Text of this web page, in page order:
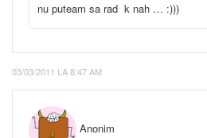
nu puteam sa rad k nah … :)))
03/03/2011 LA 8:47 AM
Anonim